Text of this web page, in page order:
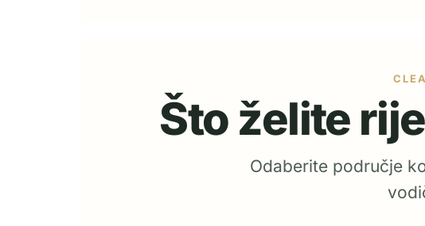
Što želite
Odaberite područje